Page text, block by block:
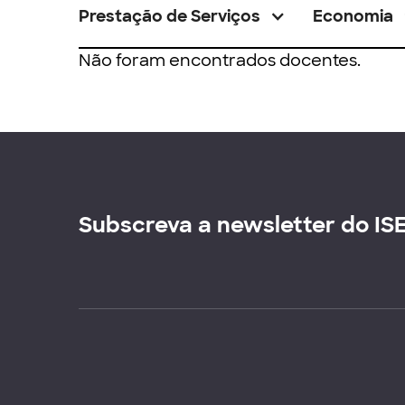
Prestação de Serviços Economia
Não foram encontrados docentes.
Subscreva a newsletter do